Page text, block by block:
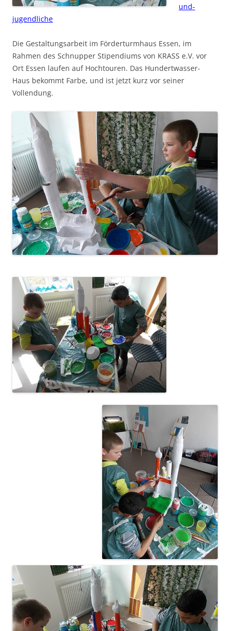
und-
jugendliche
Die Gestaltungsarbeit im Förderturmhaus Essen, im
Rahmen des Schnupper Stipendiums von KRASS e.V. vor
Ort Essen laufen auf Hochtouren. Das Hundertwasser-
Haus bekommt Farbe, und ist jetzt kurz vor seiner
Vollendung.